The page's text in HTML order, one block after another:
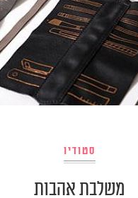
סטודיו
משלבת אהבות